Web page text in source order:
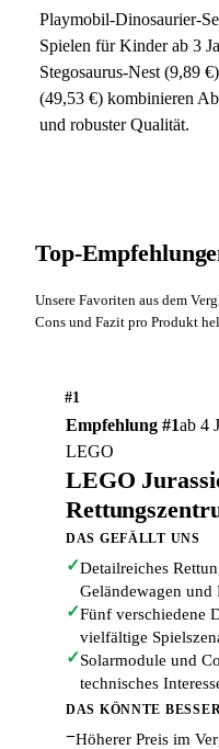
Playmobil-Dinosaurier-
Spielen für Kinder ab 3
Stegosaurus-Nest (9,89
(49,53 €) kombinieren
und robuster Qualität.
Top-
Unsere Favoriten aus dem
Cons und Fazit pro Produkt
#1
Empfehlung #1ab 4
LEGO
LEGO
DAS GEFÄLLT UNS
✓Detailreiches
Geländewagen und
✓Fünf verschiedene
vielfältige
✓Solarmodule und
technisches
DAS KÖNNTE
−Höherer Preis im